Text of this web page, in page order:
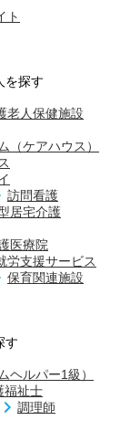
ト
を探す
老人保健施設
（ケアハウス）
訪問看護
居宅介護
医療院
労支援サービス
保育関連施設
す
ヘルパー1級）
福祉士
調理師